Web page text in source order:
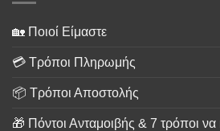
🏡 Ποιοί Είμαστε
💳 Τρόποι Πληρωμής
📦 Τρόποι Αποστολής
🎁 Πόντοι Ανταμοιβής & 7 τρόποι να